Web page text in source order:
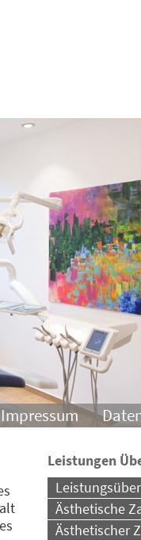
Impressum
Leistungen
Ästhetische
Ästhetischer